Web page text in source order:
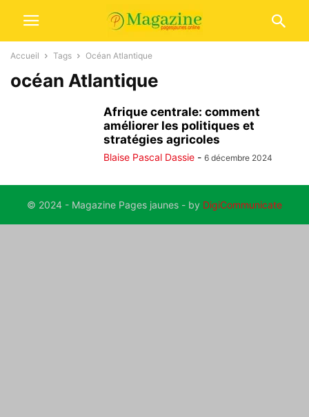
Accueil Tags Océan Atlantique
océan Atlantique
Afrique centrale: comment
améliorer les politiques et
stratégies agricoles
Blaise Pascal Dassie - 6 décembre 2024
© 2024 - Magazine Pages jaunes - by DigiCommunicate